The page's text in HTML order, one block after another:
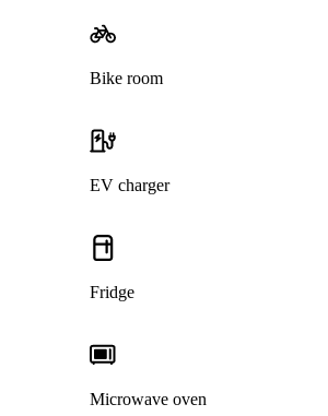
Bike room
EV charger
Fridge
Microwave oven